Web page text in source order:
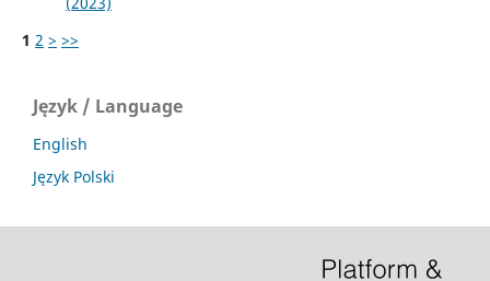
1 2 > >>
Język / Language
English
Język Polski